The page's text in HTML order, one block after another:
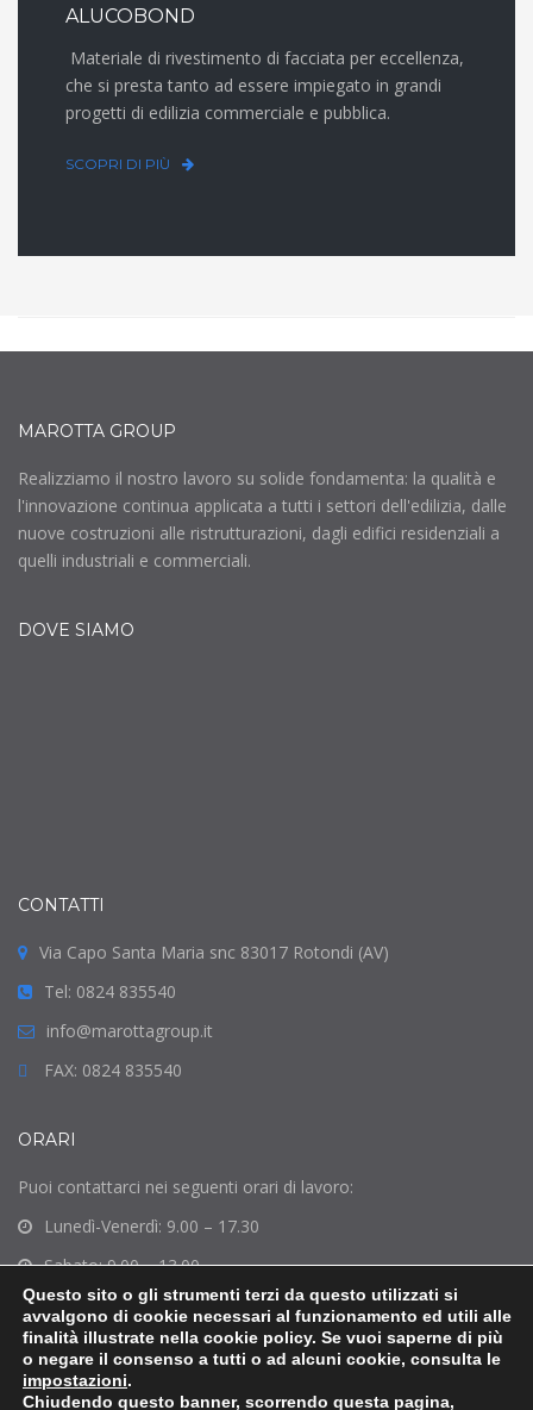
ALUCOBOND
Materiale di rivestimento di facciata per eccellenza,
che si presta tanto ad essere impiegato in grandi
progetti di edilizia commerciale e pubblica.
SCOPRI DI PIÙ
MAROTTA GROUP
Realizziamo il nostro lavoro su solide fondamenta: la qualità e
l'innovazione continua applicata a tutti i settori dell'edilizia, dalle
nuove costruzioni alle ristrutturazioni, dagli edifici residenziali a
quelli industriali e commerciali.
DOVE SIAMO
CONTATTI
Via Capo Santa Maria snc 83017 Rotondi (AV)
Tel: 0824 835540
info@marottagroup.it
FAX: 0824 835540
ORARI
Puoi contattarci nei seguenti orari di lavoro:
Lunedì-Venerdì: 9.00 – 17.30
Sabato: 9.00 – 13.00
Domenica: Chiuso
Questo sito o gli strumenti terzi da questo utilizzati si
avvalgono di cookie necessari al funzionamento ed utili alle
finalità illustrate nella cookie policy. Se vuoi saperne di più
o negare il consenso a tutti o ad alcuni cookie, consulta le
impostazioni.
Chiudendo questo banner, scorrendo questa pagina,